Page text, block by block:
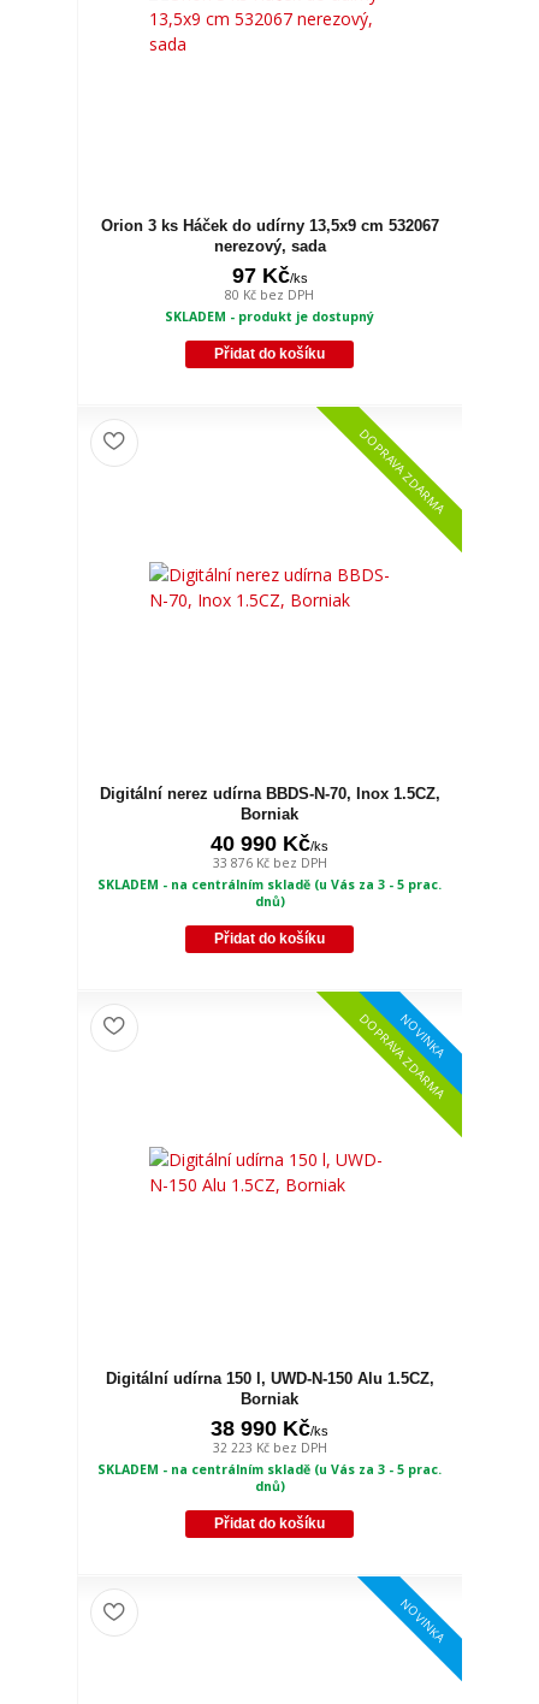
Orion 3 ks Háček do udírny 13,5x9 cm 532067
nerezový, sada
97 Kč/ks
80 Kč bez DPH
SKLADEM - produkt je dostupný
Přidat do košíku
DOPRAVA ZDARMA
Digitální nerez udírna BBDS-N-70, Inox 1.5CZ,
Borniak
40 990 Kč/ks
33 876 Kč bez DPH
SKLADEM - na centrálním skladě (u Vás za 3 - 5 prac.
dnů)
Přidat do košíku
NOVINKA
DOPRAVA ZDARMA
Digitální udírna 150 l, UWD-N-150 Alu 1.5CZ,
Borniak
38 990 Kč/ks
32 223 Kč bez DPH
SKLADEM - na centrálním skladě (u Vás za 3 - 5 prac.
dnů)
Přidat do košíku
NOVINKA